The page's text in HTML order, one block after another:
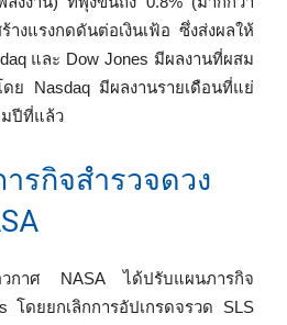
งแรงกดดันต่อเงินเฟ้อ ซึ่งส่งผลให้
และ Dow Jones มีผลงานที่ผสม
ย Nasdaq มีผลงานรายเดือนที่แย่
ปีที่แล้ว
รกิจสำรวจดวง
วกาศ NASA ได้ปรับแผนภารกิจ
โดยยกเลิกการอัปเกรดจรวด SLS